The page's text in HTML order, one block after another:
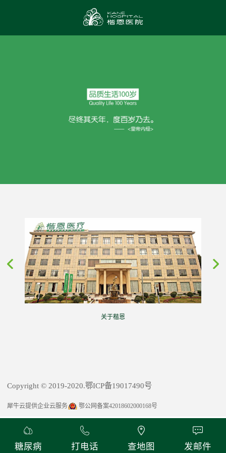
关于楷恩
Copyright © 2019-2020.鄂ICP备19017490号
犀牛云提供企业云服务 鄂公网备案42018602000168号
糖尿病 打电话 查地图 发邮件